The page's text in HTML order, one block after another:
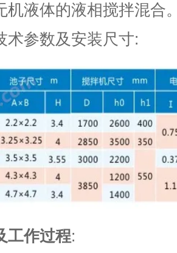
机液体的液相搅拌混合
术参数及安装尺寸:
工作过程: